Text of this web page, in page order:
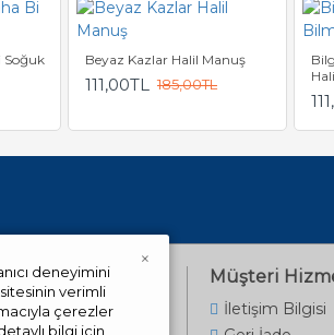
Soğuk
Beyaz Kazlar Halil Manuş
111,00TL 185,00TL
Müşteri
İletişim Bilgisi
deneyimini
verimli
çerezler
bilgi için
×